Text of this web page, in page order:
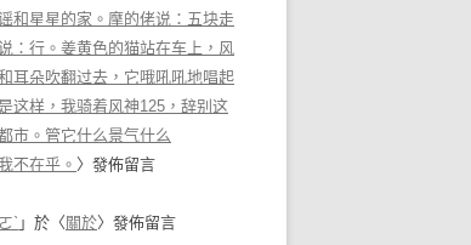
和星星的家。摩的佬说：五块走
：行。姜黄色的猫站在车上，风
耳朵吹翻过去，它哦吼吼地唱起
这样，我骑着风神125，辞别这
市。管它什么景气什么
不在乎。 〉發佈留言
ˋ 」於〈 關於〉發佈留言